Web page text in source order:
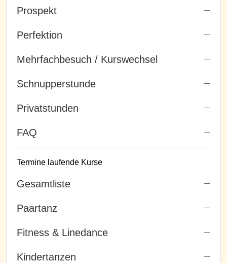
Prospekt
Perfektion
Mehrfachbesuch / Kurswechsel
Schnupperstunde
Privatstunden
FAQ
Termine laufende Kurse
Gesamtliste
Paartanz
Fitness & Linedance
Kindertanzen